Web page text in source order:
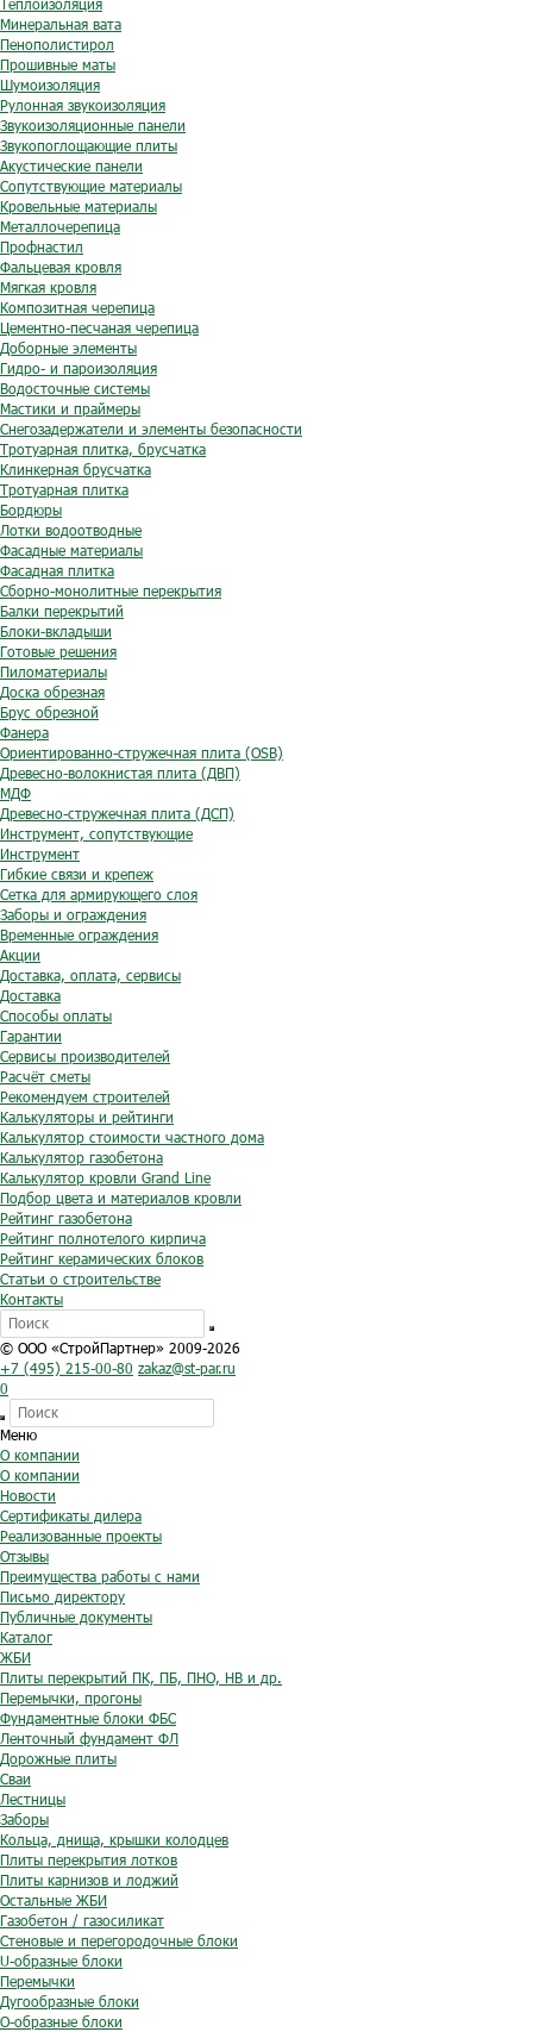
Теплоизоляция
Минеральная вата
Пенополистирол
Прошивные маты
Шумоизоляция
Рулонная звукоизоляция
Звукоизоляционные панели
Звукопоглощающие плиты
Акустические панели
Сопутствующие материалы
Кровельные материалы
Металлочерепица
Профнастил
Фальцевая кровля
Мягкая кровля
Композитная черепица
Цементно-песчаная черепица
Доборные элементы
Гидро- и пароизоляция
Водосточные системы
Мастики и праймеры
Снегозадержатели и элементы безопасности
Тротуарная плитка, брусчатка
Клинкерная брусчатка
Тротуарная плитка
Бордюры
Лотки водоотводные
Фасадные материалы
Фасадная плитка
Сборно-монолитные перекрытия
Балки перекрытий
Блоки-вкладыши
Готовые решения
Пиломатериалы
Доска обрезная
Брус обрезной
Фанера
Ориентированно-стружечная плита (OSB)
Древесно-волокнистая плита (ДВП)
МДФ
Древесно-стружечная плита (ДСП)
Инструмент, сопутствующие
Инструмент
Гибкие связи и крепеж
Сетка для армирующего слоя
Заборы и ограждения
Временные ограждения
Акции
Доставка, оплата, сервисы
Доставка
Способы оплаты
Гарантии
Сервисы производителей
Расчёт сметы
Рекомендуем строителей
Калькуляторы и рейтинги
Калькулятор стоимости частного дома
Калькулятор газобетона
Калькулятор кровли Grand Line
Подбор цвета и материалов кровли
Рейтинг газобетона
Рейтинг полнотелого кирпича
Рейтинг керамических блоков
Статьи о строительстве
Контакты
© ООО «СтройПартнер» 2009-2026
+7 (495) 215-00-80 zakaz@st-par.ru
0
Меню
О компании
О компании
Новости
Сертификаты дилера
Реализованные проекты
Отзывы
Преимущества работы с нами
Письмо директору
Публичные документы
Каталог
ЖБИ
Плиты перекрытий ПК, ПБ, ПНО, НВ и др.
Перемычки, прогоны
Фундаментные блоки ФБС
Ленточный фундамент ФЛ
Дорожные плиты
Сваи
Лестницы
Заборы
Кольца, днища, крышки колодцев
Плиты перекрытия лотков
Плиты карнизов и лоджий
Остальные ЖБИ
Газобетон / газосиликат
Стеновые и перегородочные блоки
U-образные блоки
Перемычки
Дугообразные блоки
O-образные блоки